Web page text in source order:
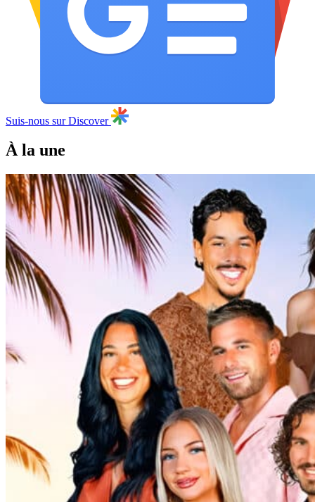
Suis-nous sur Discover
À la une